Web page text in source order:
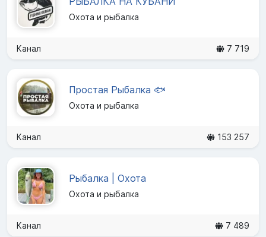
Охота и рыбалка
Канал 7 719
Простая Рыбалка 🐟
Охота и рыбалка
Канал 153 257
Рыбалка | Охота
Охота и рыбалка
Канал 7 489